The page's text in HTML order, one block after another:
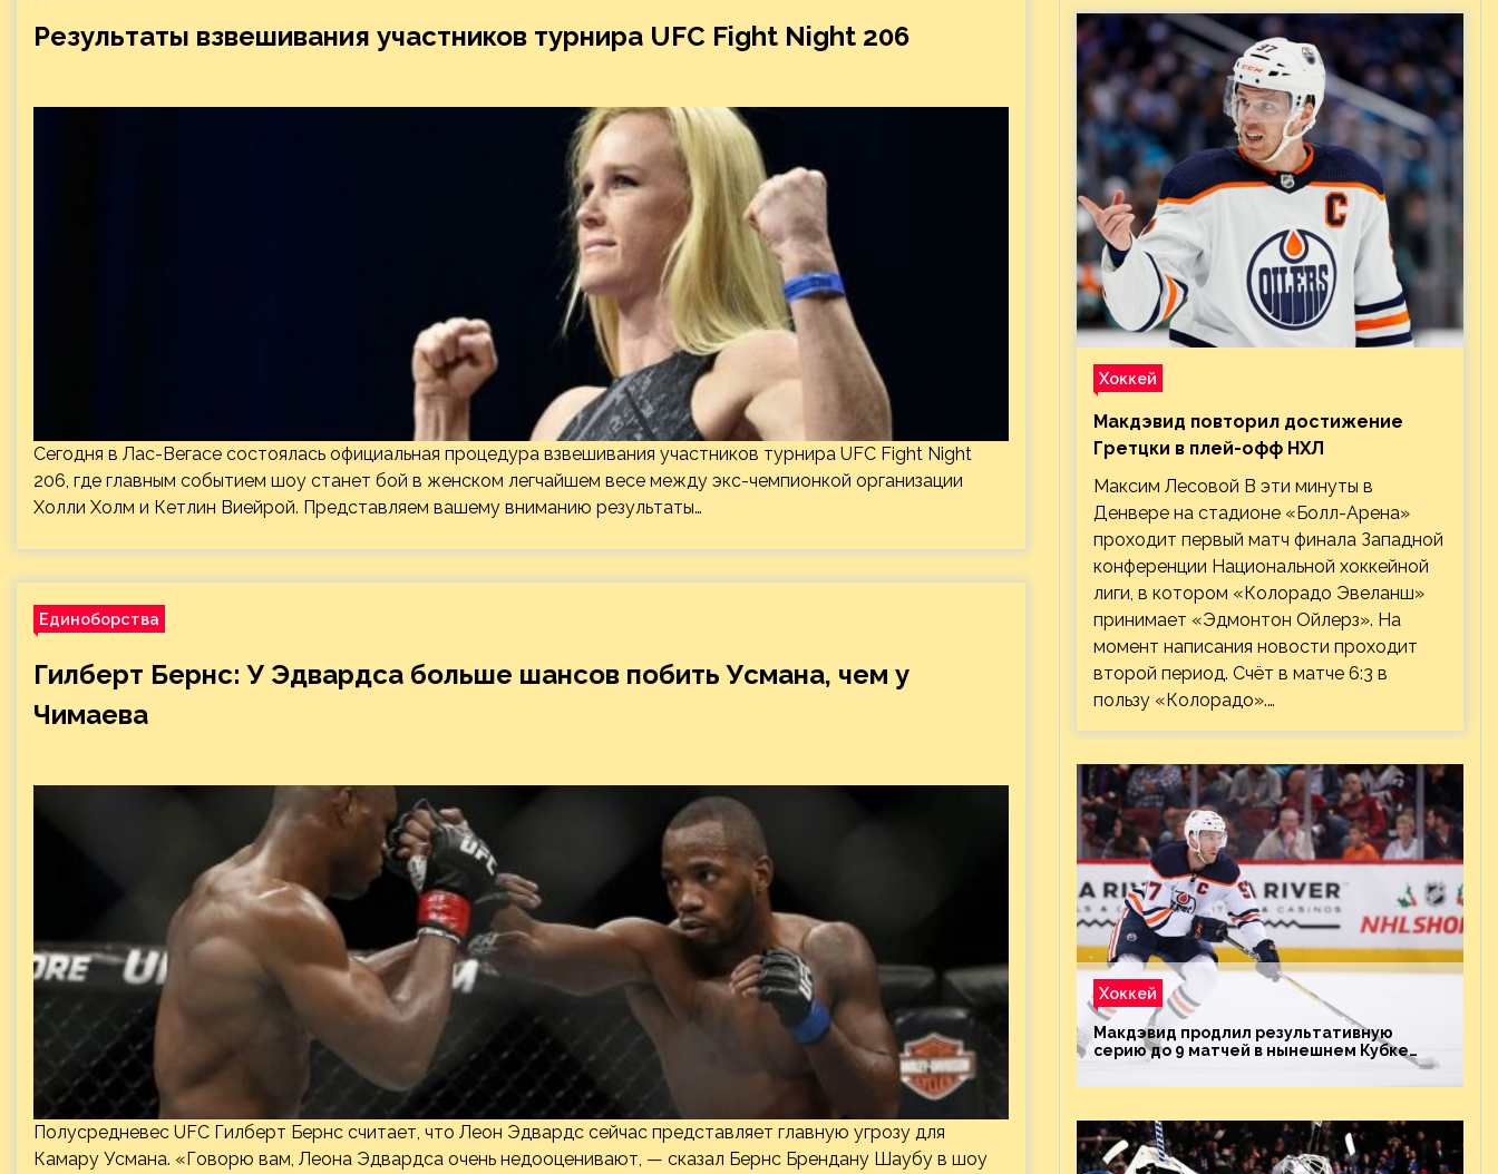
Результаты взвешивания участников турнира UFC Fight Night 206
Сегодня в Лас-Вегасе состоялась официальная процедура взвешивания участников турнира UFC Fight Night
206, где главным событием шоу станет бой в женском легчайшем весе между экс-чемпионкой организации
Холли Холм и Кетлин Виейрой. Представляем вашему вниманию результаты…
Единоборства
Гилберт Бернс: У Эдвардса больше шансов побить Усмана, чем у
Чимаева
Полусредневес UFC Гилберт Бернс считает, что Леон Эдвардс сейчас представляет главную угрозу для
Камару Усмана. «Говорю вам, Леона Эдвардса очень недооценивают, — сказал Бернс Брендану Шаубу в шоу
Хоккей
Макдэвид повторил достижение
Гретцки в плей-офф НХЛ
Максим Лесовой В эти минуты в
Денвере на стадионе «Болл-Арена»
проходит первый матч финала Западной
конференции Национальной хоккейной
лиги, в котором «Колорадо Эвеланш»
принимает «Эдмонтон Ойлерз». На
момент написания новости проходит
второй период. Счёт в матче 6:3 в
пользу «Колорадо».…
Хоккей
Макдэвид продлил результативную
серию до 9 матчей в нынешнем Кубке